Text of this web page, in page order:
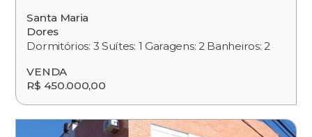
Santa Maria
Dores
Dormitórios: 3 Suítes: 1 Garagens: 2 Banheiros: 2
VENDA
R$ 450.000,00